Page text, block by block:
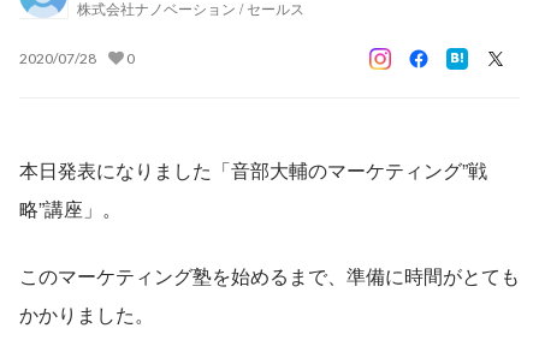
株式会社ナノベーション / セールス
2020/07/28 0
本日発表になりました「音部大輔のマーケティング”戦
略”講座」。
このマーケティング塾を始めるまで、準備に時間がとても
かかりました。